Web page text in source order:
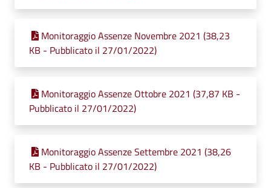
Monitoraggio Assenze Novembre 2021 (38,23
KB - Pubblicato il 27/01/2022)
Monitoraggio Assenze Ottobre 2021 (37,87 KB -
Pubblicato il 27/01/2022)
Monitoraggio Assenze Settembre 2021 (38,26
KB - Pubblicato il 27/01/2022)